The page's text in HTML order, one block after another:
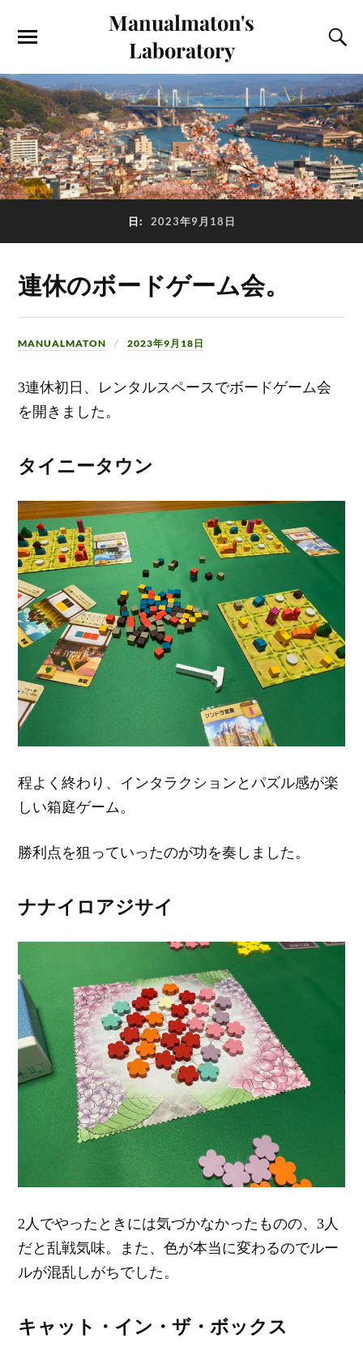
Manualmaton's
Laboratory
日: 2023年9月18日
連休のボードゲーム会。
MANUALMATON 2023年9月18日
3連休初日、レンタルスペースでボードゲーム会
を開きました。
タイニータウン
程よく終わり、インタラクションとパズル感が楽
しい箱庭ゲーム。
勝利点を狙っていったのが功を奏しました。
ナナイロアジサイ
2人でやったときには気づかなかったものの、3人
だと乱戦気味。また、色が本当に変わるのでルー
ルが混乱しがちでした。
キャット・イン・ザ・ボックス